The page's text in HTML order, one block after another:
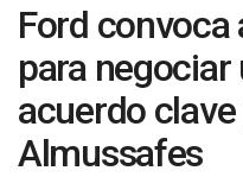
Ford
para negociar
acuerdo
Almussafes